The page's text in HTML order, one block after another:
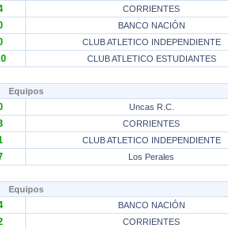
CORRIENTES
BANCO NACIÓN
CLUB ATLETICO INDEPENDIENTE
CLUB ATLETICO ESTUDIANTES
Equipos
Uncas R.C.
CORRIENTES
CLUB ATLETICO INDEPENDIENTE
Los Perales
Equipos
BANCO NACIÓN
CORRIENTES